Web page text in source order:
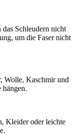
Schleudern nicht
um die Faser nicht
Kaschmir und
hängen.
Kleider oder leichte